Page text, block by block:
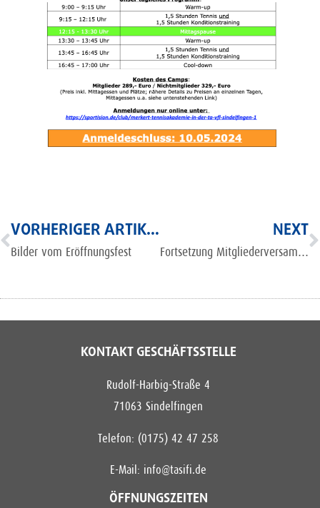
VORHERIGER ARTIKEL
Bilder vom Eröffnungsfest
NEXT
Fortsetzung Mitgliederversammlung am 25.06
KONTAKT GESCHÄFTSSTELLE
Rudolf-Harbig-Straße 4
71063 Sindelfingen
Telefon: (0175) 42 47 258
E-Mail: info@tasifi.de
ÖFFNUNGSZEITEN